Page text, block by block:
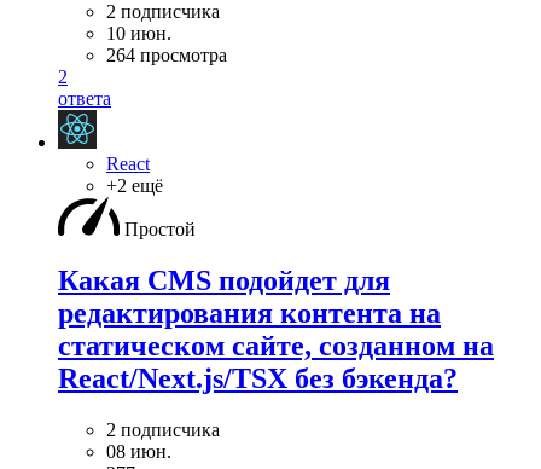
2 подписчика
10 июн.
264 просмотра
2
ответа
React
+2 ещё
Простой
Какая CMS подойдет для
редактирования контента на
статическом сайте, созданном на
React/Next.js/TSX без бэкенда?
2 подписчика
08 июн.